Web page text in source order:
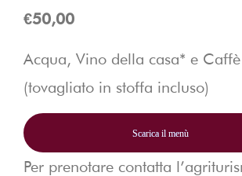
€50,00
Acqua, Vino della casa* e
(tovagliato in stoffa incluso)
Scarica il menù
Per prenotare contatta